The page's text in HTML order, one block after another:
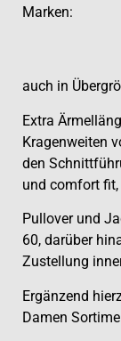
Marken:
auch in
Extra
Kragenweiten
den
und comfort
Pullover und
60, darüber
Zustellung
Ergänzend
Damen